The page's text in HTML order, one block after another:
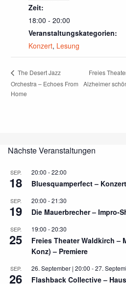
Zeit:
18:00 - 20:00
Veranstaltungskategorien:
Konzert, Lesung
The Desert Jazz
Orchestra – Echoes From
Home
Freies
Alzheimer
Nächste Veranstaltungen
SEP.
18
20:00 -22:00
Bluesquamperfect – Konzert
SEP.
19
20:00 -21:30
Die Mauerbrecher – Impro-
SEP.
25
19:00 -20:30
Freies Theater Waldkirch –
Konz) – Premiere
SEP.
26
26. September | 20:00 -27.
Flashback Collective –